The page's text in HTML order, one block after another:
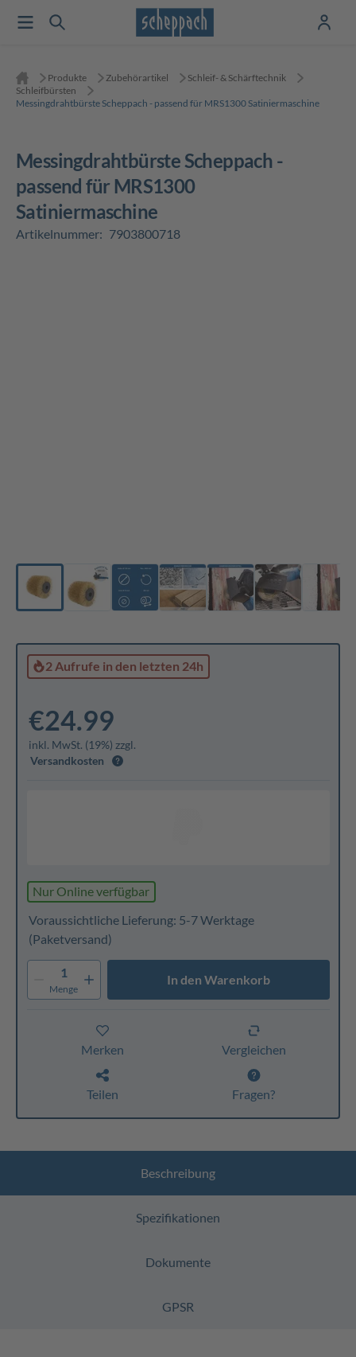
Produkte Zubehörartikel
Schleif- & Schärftechnik
Schleifbürsten
Messingdrahtbürste Scheppach - passend für MRS1300 Satiniermaschine
Messingdrahtbürste Scheppach -
passend für MRS1300
Satiniermaschine
Artikelnummer: 7903800718
2 Aufrufe in den letzten 24h
€24.99
inkl. MwSt. (19%) zzgl.
Versandkosten
Nur Online verfügbar
Voraussichtliche Lieferung: 5-7 Werktage
(Paketversand)
1
Menge
In den Warenkorb
Merken Vergleichen
Teilen Fragen?
Beschreibung
Spezifikationen
Dokumente
GPSR